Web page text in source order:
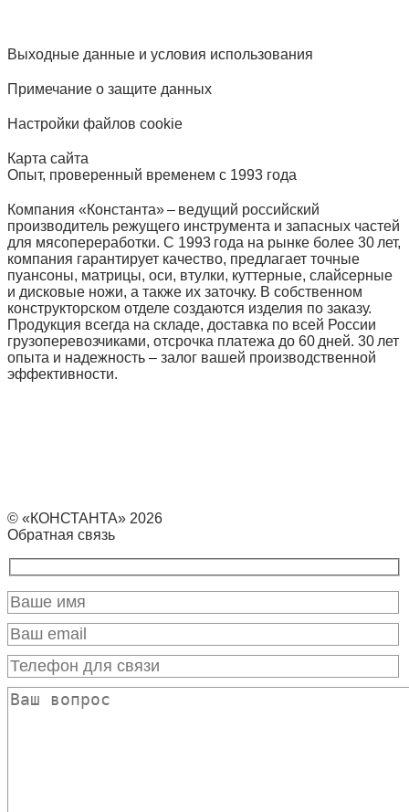
Выходные данные и условия использования
Примечание о защите данных
Настройки файлов cookie
Карта сайта
Опыт, проверенный временем с 1993 года
Компания «Константа» – ведущий российский
производитель режущего инструмента и запасных частей
для мясопереработки. С 1993 года на рынке более 30 лет,
компания гарантирует качество, предлагает точные
пуансоны, матрицы, оси, втулки, куттерные, слайсерные
и дисковые ножи, а также их заточку. В собственном
конструкторском отделе создаются изделия по заказу.
Продукция всегда на складе, доставка по всей России
грузоперевозчиками, отсрочка платежа до 60 дней. 30 лет
опыта и надежность – залог вашей производственной
эффективности.
© «КОНСТАНТА» 2026
Обратная связь